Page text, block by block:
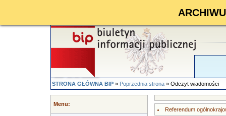
STRONA GŁÓWNA BIP»Poprzednia strona» Odczyt wiadomości
Menu:
Referendum